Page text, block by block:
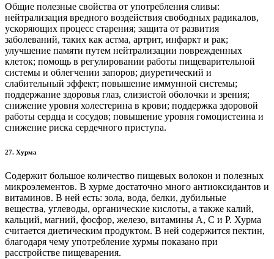
Общие полезные свойства от употребления сливы:
нейтрализация вредного воздействия свободных радикалов,
ускоряющих процесс старения; защита от развития
заболеваний, таких как астма, артрит, инфаркт и рак;
улучшение памяти путем нейтрализации поврежденных
клеток; помощь в регулировании работы пищеварительной
системы и облегчении запоров; диуретический и
слабительный эффект; повышение иммунной системы;
поддержание здоровья глаз, слизистой оболочки и зрения;
снижение уровня холестерина в крови; поддержка здоровой
работы сердца и сосудов; повышение уровня гомоцистеина и
снижение риска сердечного приступа.
27. Хурма
Содержит большое количество пищевых волокон и полезных
микроэлементов. В хурме достаточно много антиоксидантов и
витаминов. В ней есть: зола, вода, белки, дубильные
вещества, углеводы, органические кислоты, а также калий,
кальций, магний, фосфор, железо, витамины А, С и P. Хурма
считается диетическим продуктом. В ней содержится пектин,
благодаря чему употребление хурмы показано при
расстройстве пищеварения.